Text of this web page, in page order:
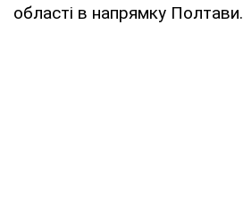
області в напрямку Полтави.